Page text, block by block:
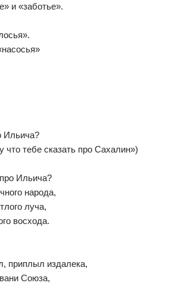
и «заботье».
Ильича?
что тебе сказать про Сахалин»)
Ильича?
народа,
луча,
восхода.
приплыл издалека,
Союза,